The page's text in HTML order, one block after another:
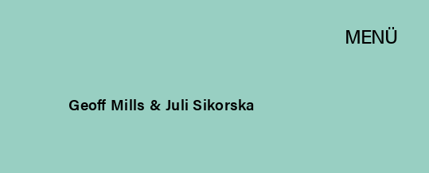
MENÜ
Geoff Mills & Juli Sikorska